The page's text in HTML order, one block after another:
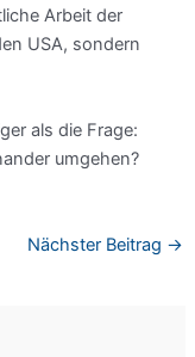
Arbeit der
USA, sondern
als die Frage:
umgehen?
Nächster Beitrag →